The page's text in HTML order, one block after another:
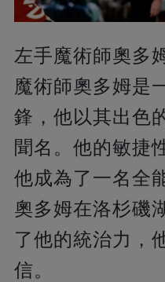
左手魔術師奧多
魔術師奧多姆是
鋒，他以其出色
聞名。他的敏捷
他成為了一名全
奧多姆在洛杉磯
了他的統治力，
信。